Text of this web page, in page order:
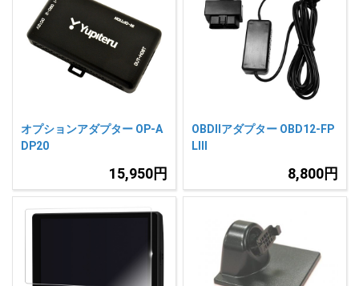
オプションアダプター OP-A
DP20
15,950円
OBDIIアダプター OBD12-FP
LIII
8,800円